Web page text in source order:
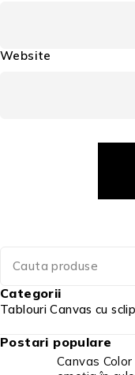
Website
Categorii
Tablouri Canvas cu
Postari populare
Canvas